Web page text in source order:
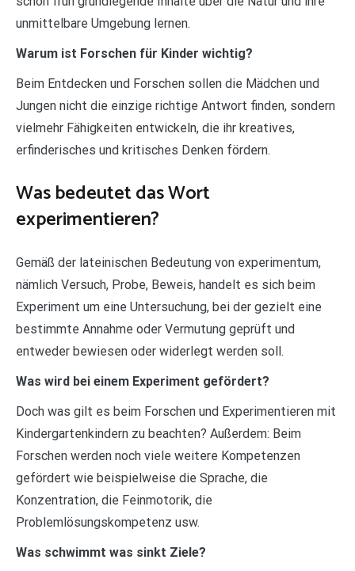
unmittelbare Umgebung lernen.
Warum ist Forschen für Kinder wichtig?
Beim Entdecken und Forschen sollen die Mädchen und
Jungen nicht die einzige richtige Antwort finden, sondern
vielmehr Fähigkeiten entwickeln, die ihr kreatives,
erfinderisches und kritisches Denken fördern.
Was bedeutet das Wort
experimentieren?
Gemäß der lateinischen Bedeutung von experimentum,
nämlich Versuch, Probe, Beweis, handelt es sich beim
Experiment um eine Untersuchung, bei der gezielt eine
bestimmte Annahme oder Vermutung geprüft und
entweder bewiesen oder widerlegt werden soll.
Was wird bei einem Experiment gefördert?
Doch was gilt es beim Forschen und Experimentieren mit
Kindergartenkindern zu beachten? Außerdem: Beim
Forschen werden noch viele weitere Kompetenzen
gefördert wie beispielweise die Sprache, die
Konzentration, die Feinmotorik, die
Problemlösungskompetenz usw.
Was schwimmt was sinkt Ziele?